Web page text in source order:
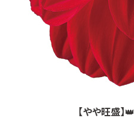
【やや旺盛】👑